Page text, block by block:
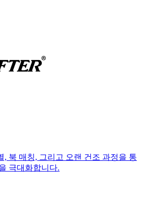
, 북 매칭, 그리고 오랜 건조 과정을 통
극대화합니다.